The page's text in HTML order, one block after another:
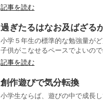
記事を読む
過ぎたるはなお及ばざる
小学５年生の標準的な勉強量が
子供がこなせるペースでよいので
記事を読む
創作遊びで気分転換
小学生ならば、遊びの中で成長